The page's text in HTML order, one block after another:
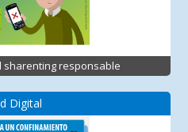
sharenting responsable
Digital